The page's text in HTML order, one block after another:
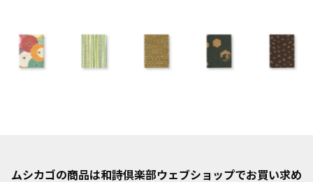
ムシカゴの商品は和詩倶楽部ウェブショップでお買い求め